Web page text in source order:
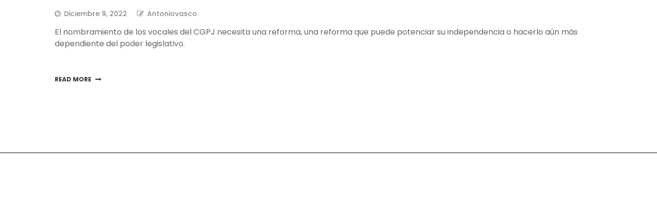
Diciembre 9, 2022 Antoniovasco
El nombramiento de los vocales del CGPJ necesita una reforma, una reforma que puede potenciar su independencia o hacerlo aún más
dependiente del poder legislativo.
READ MORE